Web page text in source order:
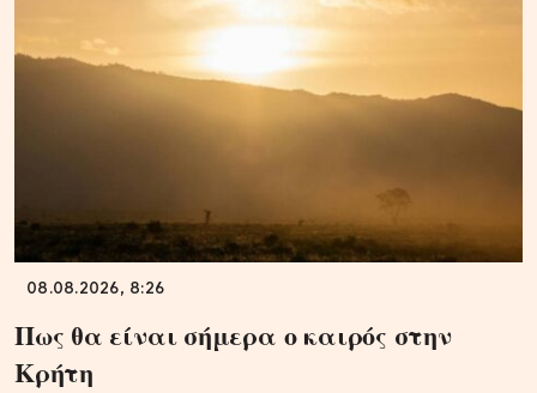
08.08.2026, 8:26
Πως θα είναι σήμερα ο καιρός στην
Κρήτη